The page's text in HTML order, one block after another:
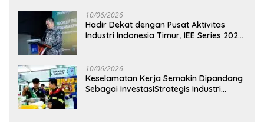
10/06/2026
Hadir Dekat dengan Pusat Aktivitas
Industri Indonesia Timur, IEE Series 2026
10/06/2026
Keselamatan Kerja Semakin Dipandang
Sebagai InvestasiStrategis Industri